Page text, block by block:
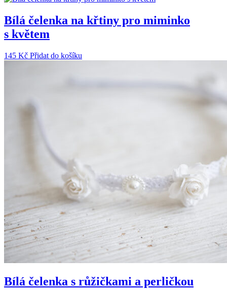
Bílá čelenka na křtiny pro miminko
s květem
145 Kč Přidat do košíku
Bílá čelenka s růžičkami a perličkou